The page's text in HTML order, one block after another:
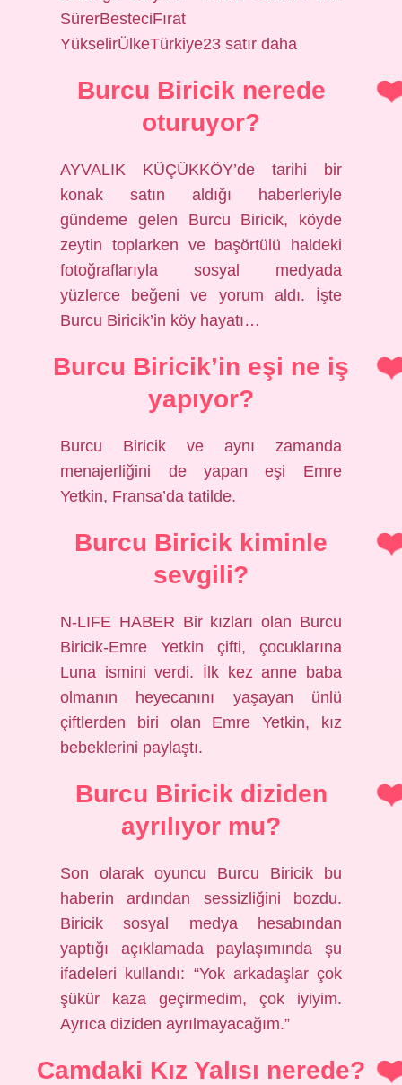
SürerBesteciFırat
YükselirÜlkeTürkiye23 satır daha
Burcu Biricik nerede
oturuyor?
AYVALIK KÜÇÜKKÖY’de tarihi bir
konak satın aldığı haberleriyle
gündeme gelen Burcu Biricik, köyde
zeytin toplarken ve başörtülü haldeki
fotoğraflarıyla sosyal medyada
yüzlerce beğeni ve yorum aldı. İşte
Burcu Biricik’in köy hayatı…
Burcu Biricik’in eşi ne iş
yapıyor?
Burcu Biricik ve aynı zamanda
menajerliğini de yapan eşi Emre
Yetkin, Fransa’da tatilde.
Burcu Biricik kiminle
sevgili?
N-LIFE HABER Bir kızları olan Burcu
Biricik-Emre Yetkin çifti, çocuklarına
Luna ismini verdi. İlk kez anne baba
olmanın heyecanını yaşayan ünlü
çiftlerden biri olan Emre Yetkin, kız
bebeklerini paylaştı.
Burcu Biricik diziden
ayrılıyor mu?
Son olarak oyuncu Burcu Biricik bu
haberin ardından sessizliğini bozdu.
Biricik sosyal medya hesabından
yaptığı açıklamada paylaşımında şu
ifadeleri kullandı: “Yok arkadaşlar çok
şükür kaza geçirmedim, çok iyiyim.
Ayrıca diziden ayrılmayacağım.”
Camdaki Kız Yalısı nerede?